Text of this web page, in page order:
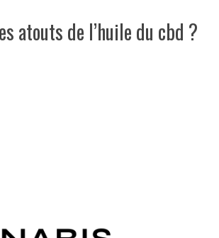
atouts de l’huile du cbd ?